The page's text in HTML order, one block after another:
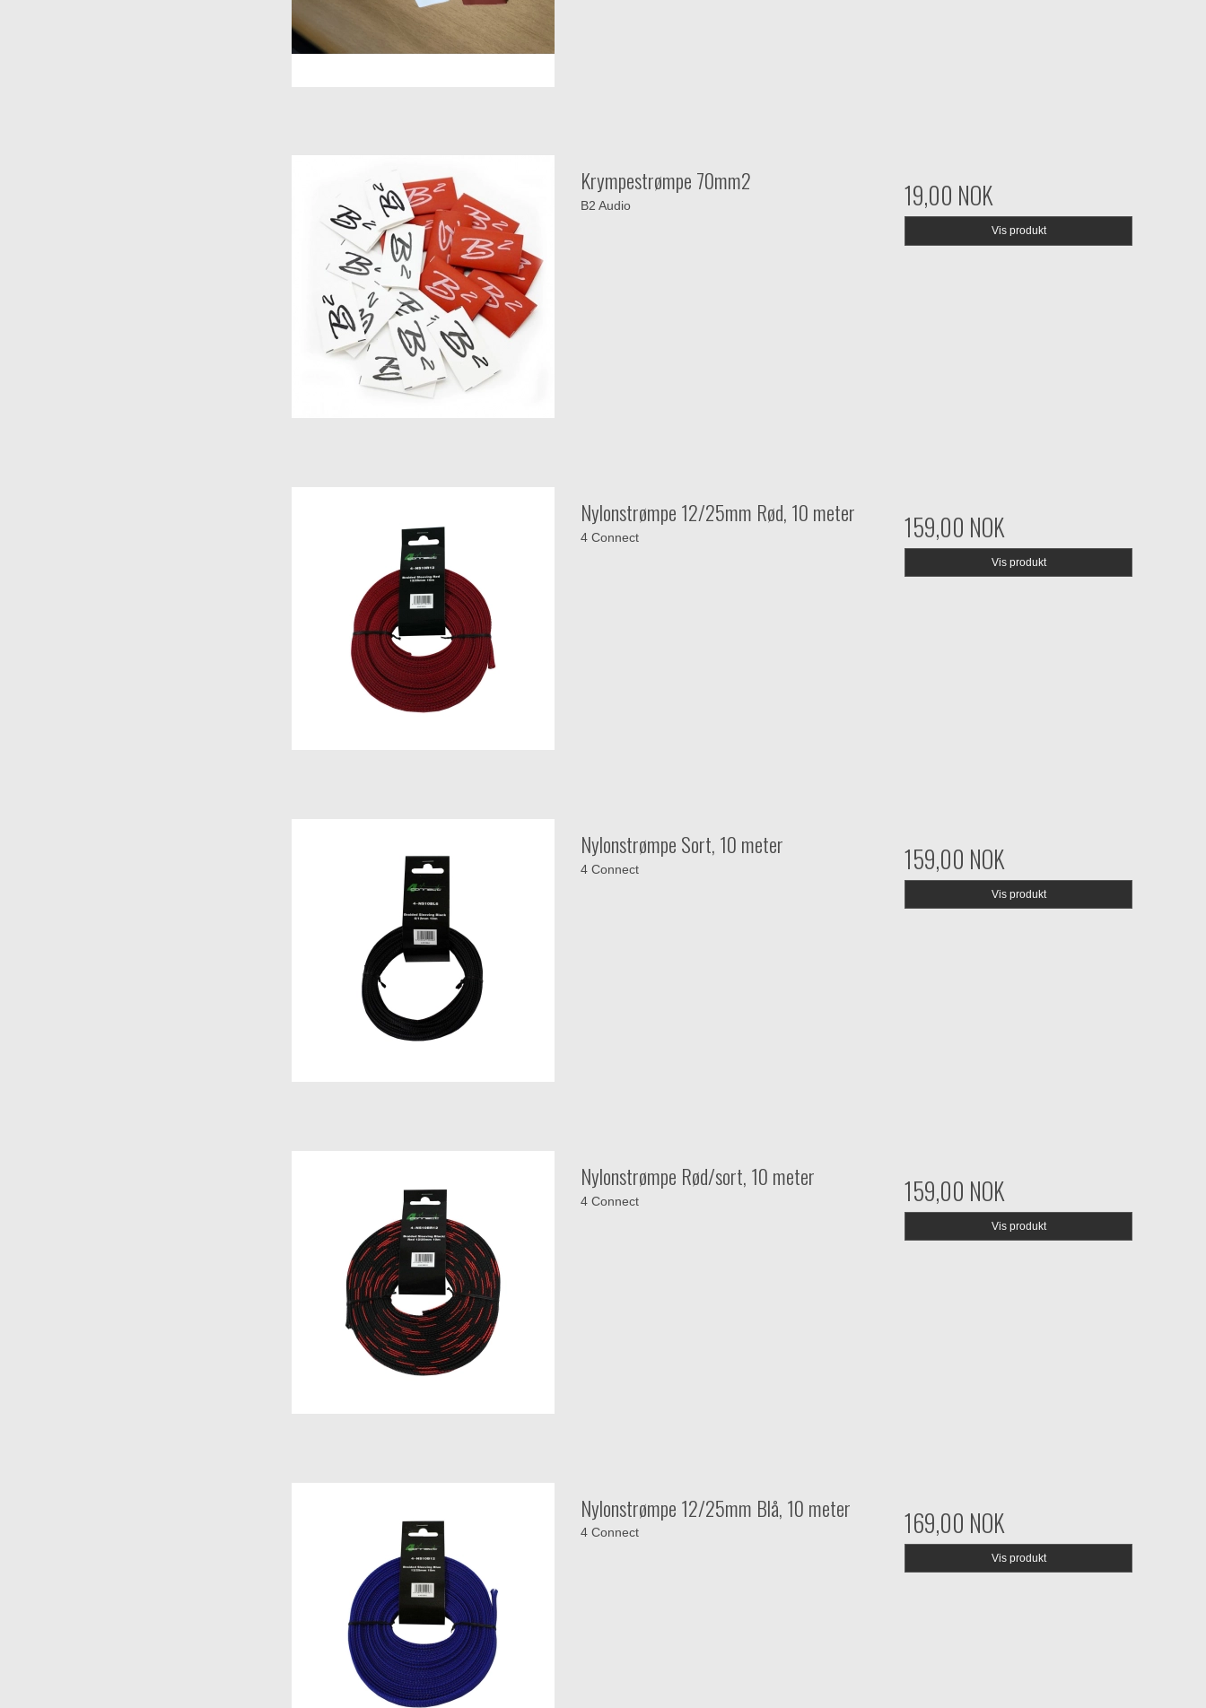
Krympestrømpe 70mm2
B2 Audio 19,00 NOK
Vis produkt
Nylonstrømpe 12/25mm Rød, 10 meter
4 Connect 159,00 NOK
Vis produkt
Nylonstrømpe Sort, 10 meter
4 Connect 159,00 NOK
Vis produkt
Nylonstrømpe Rød/sort, 10 meter
4 Connect 159,00 NOK
Vis produkt
Nylonstrømpe 12/25mm Blå, 10 meter
4 Connect 169,00 NOK
Vis produkt